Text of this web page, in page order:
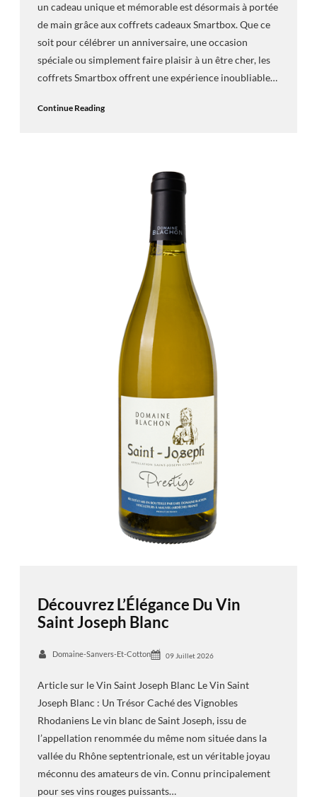
un cadeau unique et mémorable est désormais à portée
de main grâce aux coffrets cadeaux Smartbox. Que ce
soit pour célébrer un anniversaire, une occasion
spéciale ou simplement faire plaisir à un être cher, les
coffrets Smartbox offrent une expérience inoubliable…
Continue Reading
Découvrez L’Élégance Du Vin
Saint Joseph Blanc
Domaine-Sanvers-Et-Cotton 09 Juillet 2026
Article sur le Vin Saint Joseph Blanc Le Vin Saint
Joseph Blanc : Un Trésor Caché des Vignobles
Rhodaniens Le vin blanc de Saint Joseph, issu de
l’appellation renommée du même nom située dans la
vallée du Rhône septentrionale, est un véritable joyau
méconnu des amateurs de vin. Connu principalement
pour ses vins rouges puissants…